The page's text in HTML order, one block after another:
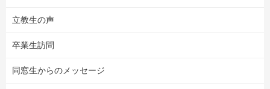
立教生の声
卒業生訪問
同窓生からのメッセージ